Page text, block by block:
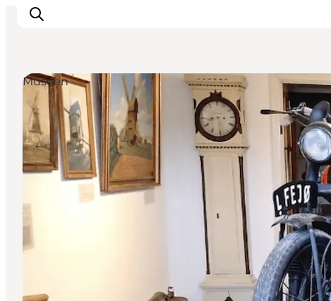
Inspiration
Regionen
Erlebnisse
Unterkünfte
Reiseplanung
Museen